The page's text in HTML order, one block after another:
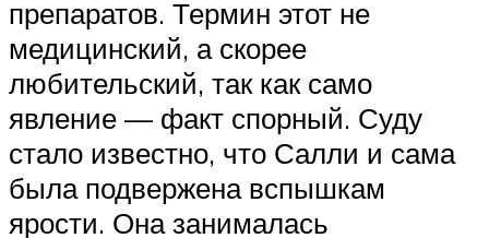
препаратов. Термин этот не
медицинский, а скорее
любительский, так как само
явление — факт спорный. Суду
стало известно, что Салли и сама
была подвержена вспышкам
ярости. Она занималась